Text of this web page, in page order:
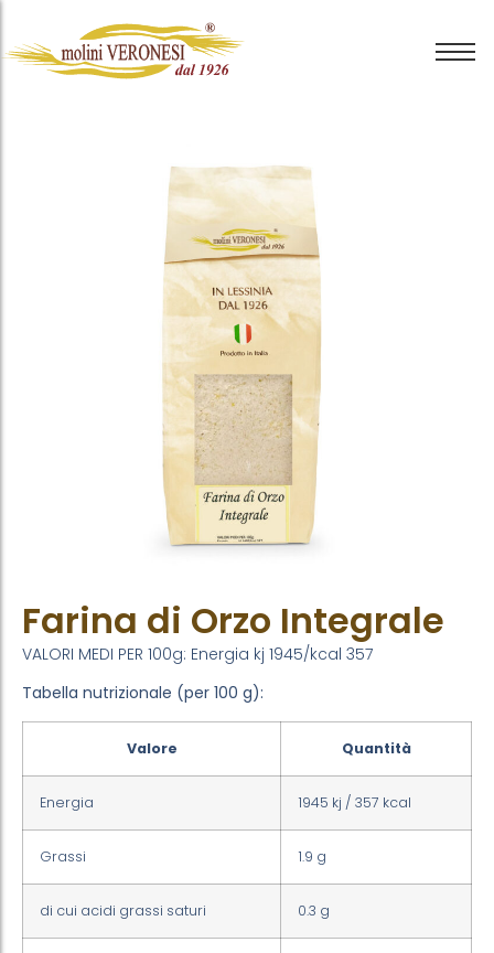
Farina di Orzo Integrale
VALORI MEDI PER 100g: Energia kj 1945/kcal 357
Tabella nutrizionale (per 100 g):
Valore Quantità
Energia 1945 kj / 357 kcal
Grassi 1.9 g
di cui acidi grassi saturi 0.3 g